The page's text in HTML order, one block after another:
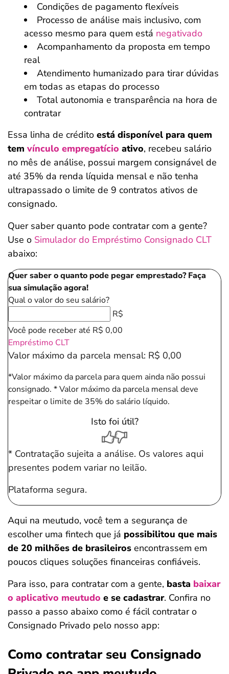
Condições de pagamento flexíveis
Processo de análise mais inclusivo, com
acesso mesmo para quem está negativado
Acompanhamento da proposta em tempo
real
Atendimento humanizado para tirar dúvidas
em todas as etapas do processo
Total autonomia e transparência na hora de
contratar
Essa linha de crédito está disponível para quem
tem vínculo empregatício ativo, recebeu salário
no mês de análise, possui margem consignável de
até 35% da renda líquida mensal e não tenha
ultrapassado o limite de 9 contratos ativos de
consignado.
Quer saber quanto pode contratar com a gente?
Use o Simulador do Empréstimo Consignado CLT
abaixo:
Quer saber o quanto pode pegar emprestado? Faça
sua simulação agora!
Qual o valor do seu salário?
R$
Você pode receber até R$ 0,00
Empréstimo CLT
Valor máximo da parcela mensal: R$ 0,00
*Valor máximo da parcela para quem ainda não possui
consignado. * Valor máximo da parcela mensal deve
respeitar o limite de 35% do salário líquido.
Isto foi útil?
* Contratação sujeita a análise. Os valores aqui
presentes podem variar no leilão.
Plataforma segura.
Aqui na meutudo, você tem a segurança de
escolher uma fintech que já possibilitou que mais
de 20 milhões de brasileiros encontrassem em
poucos cliques soluções financeiras confiáveis.
Para isso, para contratar com a gente, basta baixar
o aplicativo meutudo e se cadastrar. Confira no
passo a passo abaixo como é fácil contratar o
Consignado Privado pelo nosso app:
Como contratar seu Consignado